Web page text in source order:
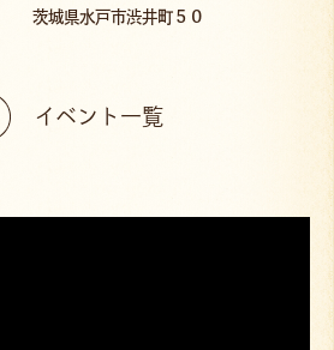
茨城県水戸市渋井町５０
イベント一覧